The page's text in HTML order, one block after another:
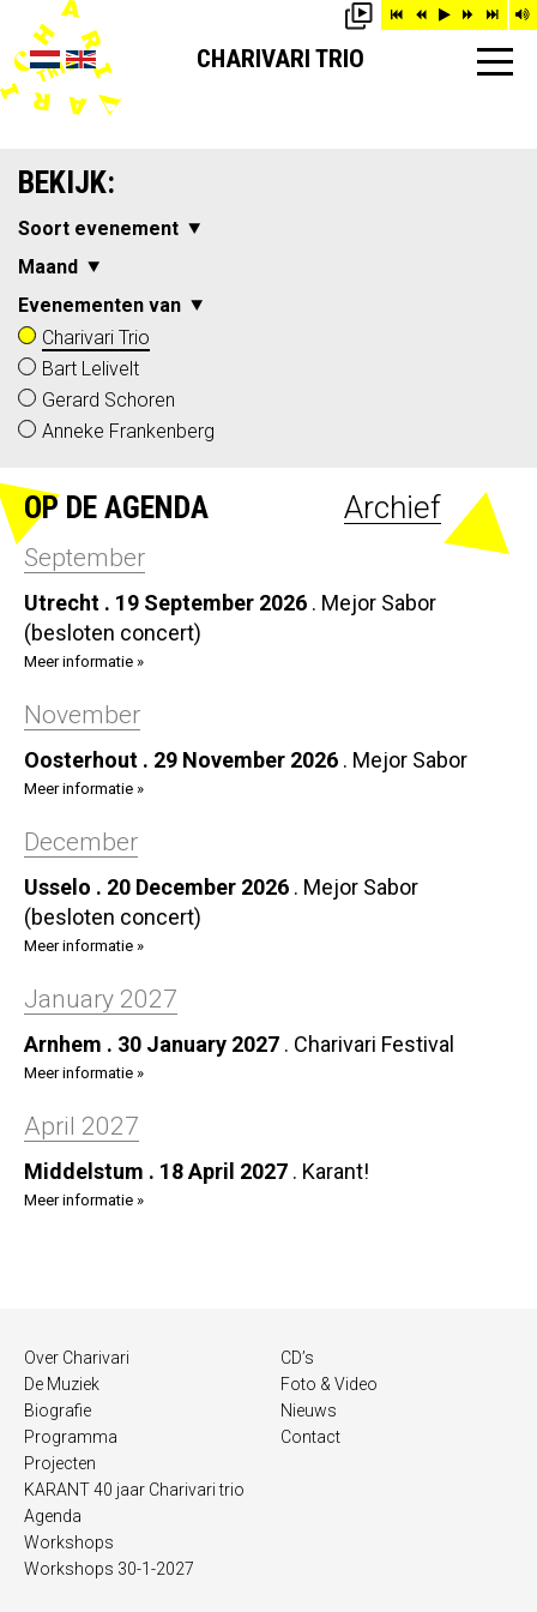
CHARIVARI TRIO
BEKIJK:
Soort evenement
Maand
Evenementen van
Charivari Trio
Bart Lelivelt
Gerard Schoren
Anneke Frankenberg
OP DE AGENDA Archief
September
Utrecht . 19 September 2026 . Mejor Sabor
(besloten concert)
Meer informatie »
November
Oosterhout . 29 November 2026 . Mejor Sabor
Meer informatie »
December
Usselo . 20 December 2026 . Mejor Sabor
(besloten concert)
Meer informatie »
January 2027
Arnhem . 30 January 2027 . Charivari Festival
Meer informatie »
April 2027
Middelstum . 18 April 2027 . Karant!
Meer informatie »
Over Charivari
De Muziek
Biografie
Programma
Projecten
KARANT 40 jaar Charivari trio
Agenda
Workshops
Workshops 30-1-2027
CD’s
Foto & Video
Nieuws
Contact